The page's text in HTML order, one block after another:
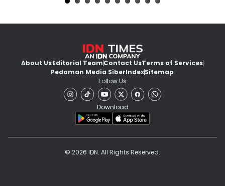
About UsEditorial TeamContact UsTerms of Services
Pedoman Media SiberIndexSitemap
Follow Us
Download
© 2026 IDN. All Rights Reserved.